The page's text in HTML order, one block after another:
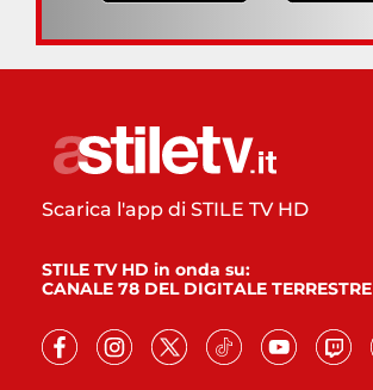
Scarica l'app di STILE TV HD
STILE TV HD in onda su:
CANALE 78 DEL DIGITALE TERRESTRE